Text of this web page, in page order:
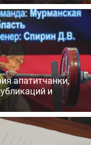
апатитчанки,
и